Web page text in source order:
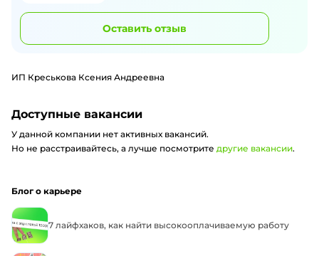
Оставить отзыв
ИП Креськова Ксения Андреевна
Доступные вакансии
У данной компании нет активных вакансий.
Но не расстраивайтесь, а лучше посмотрите другие вакансии.
Блог о карьере
7 лайфхаков, как найти высокооплачиваемую работу